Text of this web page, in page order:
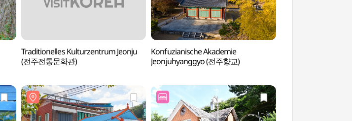
Traditionelles Kulturzentrum Jeonju
(전주전통문화관)
Konfuzianische Akademie
Jeonjuhyanggyo (전주향교)